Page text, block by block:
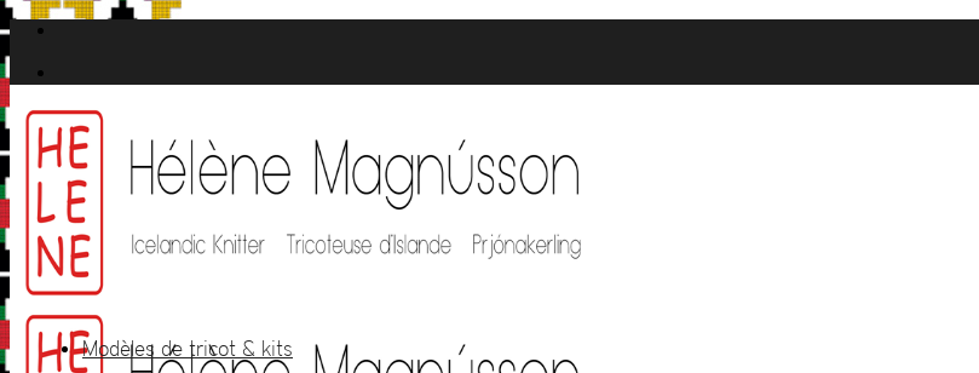
Passer
au
contenu
Modèles de tricot & kits